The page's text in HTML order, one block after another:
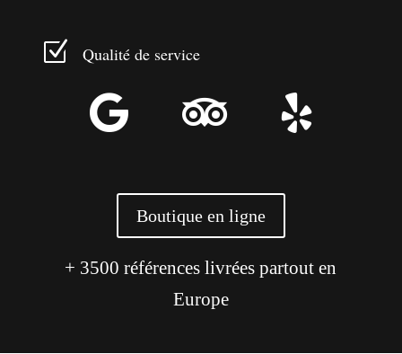
Z Qualité de service
  
Boutique en ligne
+ 3500 références livrées partout en
Europe